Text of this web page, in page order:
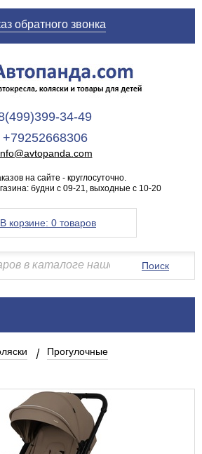
обратного звонка
34-49
+79252668306
на сайте - круглосуточно.
будни с 09-21, выходные с 10-20
В корзине: 0 товаров
Поиск
Прогулочные